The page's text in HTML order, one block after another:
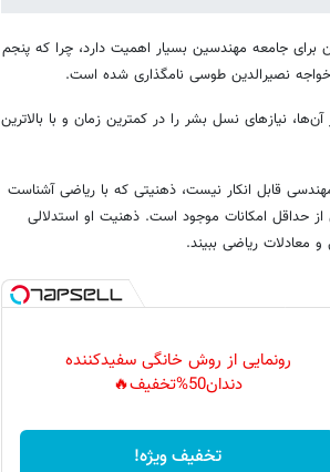
برای جامعه مهندسین بسیار اهمیت دارد، چرا که پنجم
نصیرالدین طوسی نامگذاری شده است.
نیازهای نسل بشر را در کمترین زمان و با بالاترین
قابل انکار نیست، ذهنیتی که با ریاضی آشناست
حداقل امکانات موجود است. ذهنیت او استدلالی
ریاضی ببیند.
رونمایی از روش خانگی سفیدکننده
دندان50%تخفیف🔥
تخفیف ویژه!